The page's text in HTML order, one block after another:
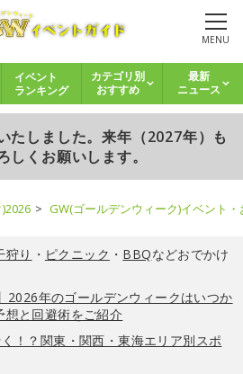
MENU
イベント
ランキング
カテゴリ別
おすすめ
最新
ニュース
たしました。来年（2027年）も
しくお願いします。
GW(ゴールデンウィーク)イベント
狩り ・ ピクニック ・ BBQなどおでかけ
2026年のゴールデンウィークはいつか
想と回避術をご紹介
！？関東・関西・東海エリア別スポ